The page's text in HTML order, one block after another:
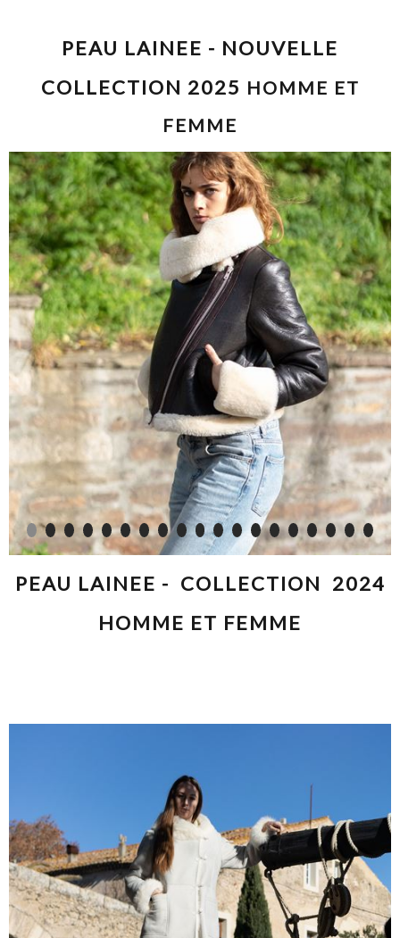
PEAU LAINEE - NOUVELLE
COLLECTION 2025 HOMME ET
FEMME
PEAU LAINEE - COLLECTION 2024
HOMME ET FEMME